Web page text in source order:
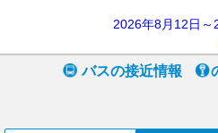
2026年8月12日～
バスの接近情報